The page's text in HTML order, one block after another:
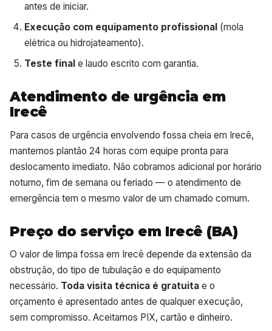
antes de iniciar.
Execução com equipamento profissional (mola
elétrica ou hidrojateamento).
Teste final e laudo escrito com garantia.
Atendimento de urgência em
Irecê
Para casos de urgência envolvendo fossa cheia em Irecê,
mantemos plantão 24 horas com equipe pronta para
deslocamento imediato. Não cobramos adicional por horário
noturno, fim de semana ou feriado — o atendimento de
emergência tem o mesmo valor de um chamado comum.
Preço do serviço em Irecê (BA)
O valor de limpa fossa em Irecê depende da extensão da
obstrução, do tipo de tubulação e do equipamento
necessário. Toda visita técnica é gratuita e o
orçamento é apresentado antes de qualquer execução,
sem compromisso. Aceitamos PIX, cartão e dinheiro.